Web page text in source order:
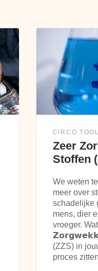
CIRCO
Zeer
Stoffen
We weten
meer over
schadelijke
mens, dier
vroeger.
(ZZS) in
proces